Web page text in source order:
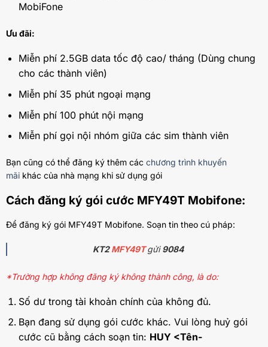
MobiFone
Ưu đãi:
Miễn phí 2.5GB data tốc độ cao/ tháng (Dùng chung
cho các thành viên)
Miễn phí 35 phút ngoại mạng
Miễn phí 100 phút nội mạng
Miễn phí gọi nội nhóm giữa các sim thành viên
Bạn cũng có thể đăng ký thêm các chương trình khuyến
mãi khác của nhà mạng khi sử dụng gói
Cách đăng ký gói cước MFY49T Mobifone:
Để đăng ký gói MFY49T Mobifone. Soạn tin theo cú pháp:
KT2MFY49Tgửi9084
*Trường hợp không đăng ký không thành công, là do:
Số dư trong tài khoản chính của không đủ.
Bạn đang sử dụng gói cước khác. Vui lòng huỷ gói
cước cũ bằng cách soạn tin: HUY <Tên-